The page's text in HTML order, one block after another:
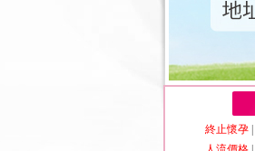
終止懷孕